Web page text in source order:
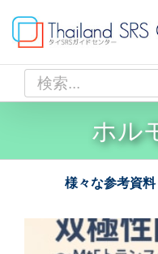
content
索
ホル
様々な参考資料